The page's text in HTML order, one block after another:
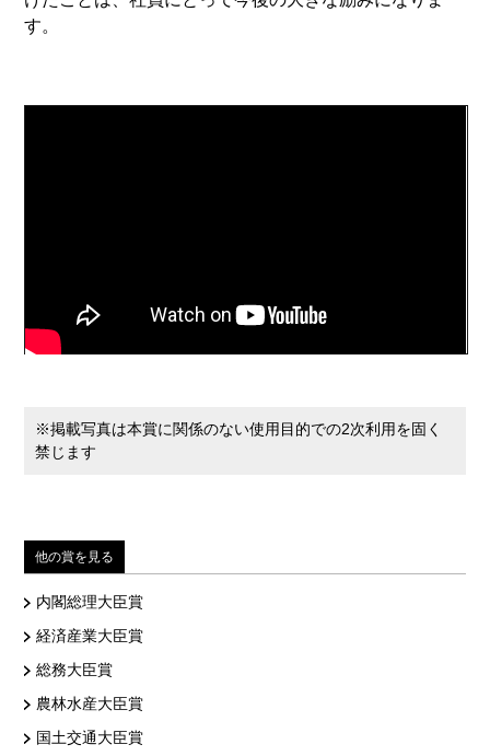
す。
※掲載写真は本賞に関係のない使用目的での2次利用を固く
禁じます
他の賞を見る
内閣総理大臣賞
経済産業大臣賞
総務大臣賞
農林水産大臣賞
国土交通大臣賞